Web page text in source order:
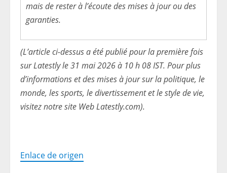
mais de rester à l’écoute des mises à jour ou des
garanties.
(L’article ci-dessus a été publié pour la première fois
sur Latestly le 31 mai 2026 à 10 h 08 IST. Pour plus
d’informations et des mises à jour sur la politique, le
monde, les sports, le divertissement et le style de vie,
visitez notre site Web Latestly.com).
Enlace de origen